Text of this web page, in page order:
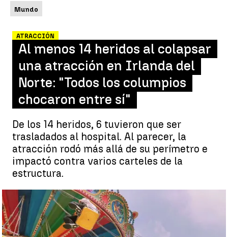
Mundo
ATRACCIÓN
Al menos 14 heridos al colapsar
una atracción en Irlanda del
Norte: "Todos los columpios
chocaron entre sí"
De los 14 heridos, 6 tuvieron que ser
trasladados al hospital. Al parecer, la
atracción rodó más allá de su perímetro e
impactó contra varios carteles de la
estructura.